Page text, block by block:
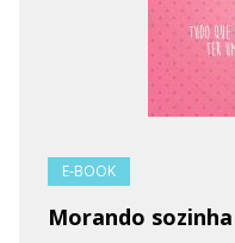
E-BOOK
Morando sozinha